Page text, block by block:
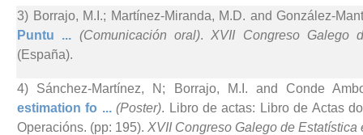
3) Borrajo, M.I.; Martínez-Miranda, M.D. and González-
Puntu ... (Comunicación oral). XVII Congreso Galego
(España).
4) Sánchez-Martínez, N; Borrajo, M.I. and Conde
estimation fo ...(Poster). Libro de actas: Libro de Actas
Operacións. (pp: 195). XVII Congreso Galego de